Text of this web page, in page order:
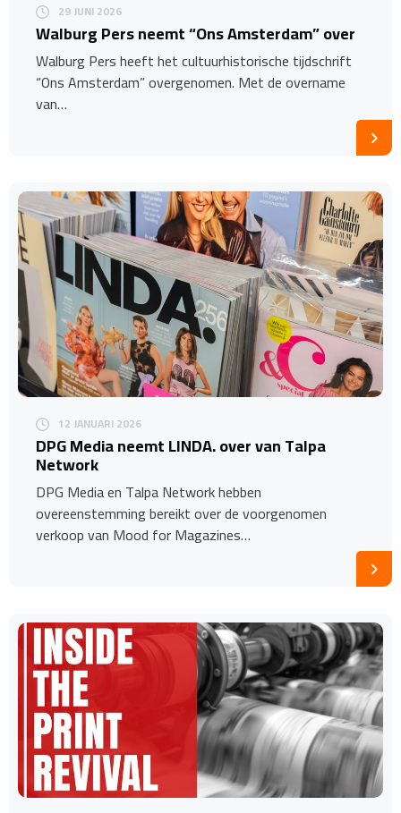
29 JUNI 2026
Walburg Pers neemt “Ons Amsterdam” over
Walburg Pers heeft het cultuurhistorische tijdschrift
“Ons Amsterdam” overgenomen. Met de overname
van…
12 JANUARI 2026
DPG Media neemt LINDA. over van Talpa
Network
DPG Media en Talpa Network hebben
overeenstemming bereikt over de voorgenomen
verkoop van Mood for Magazines…